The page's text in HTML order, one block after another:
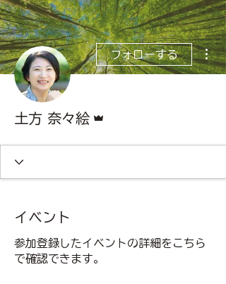
フォローする
そ
土方 奈々絵
イベント
参加登録したイベントの詳細をこちら
で確認できます。